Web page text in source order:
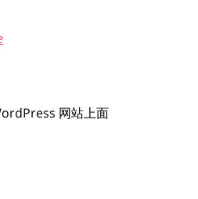
网站上面